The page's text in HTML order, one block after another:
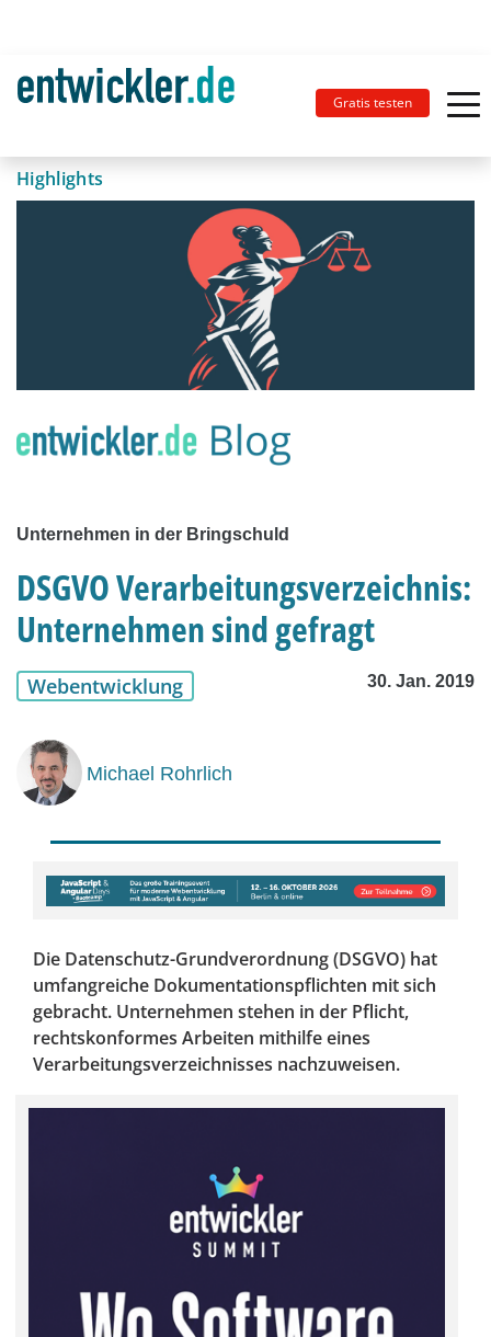
Gratis testen
Highlights
Unternehmen in der Bringschuld
DSGVO Verarbeitungsverzeichnis:
Unternehmen sind gefragt
Webentwicklung 30. Jan. 2019
Michael Rohrlich
Die Datenschutz-Grundverordnung (DSGVO) hat
umfangreiche Dokumentationspflichten mit sich
gebracht. Unternehmen stehen in der Pflicht,
rechtskonformes Arbeiten mithilfe eines
Verarbeitungsverzeichnisses nachzuweisen.